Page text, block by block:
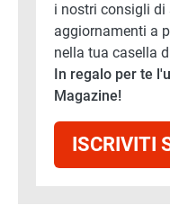
i nostri consigli
aggiornamenti a
nella tua casella
In regalo per te
Magazine!
ISCRIVITI